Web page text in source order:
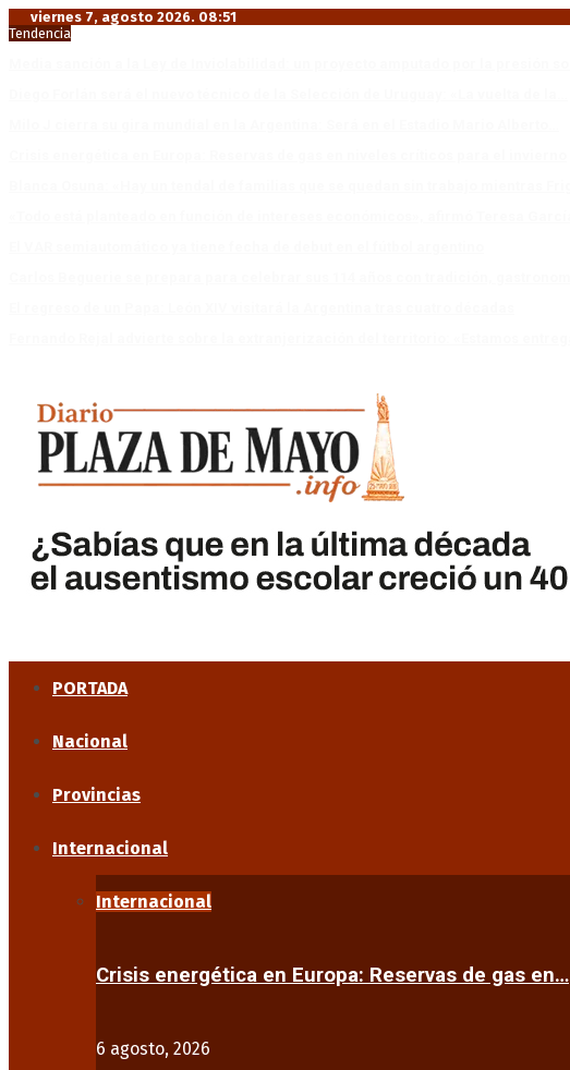
viernes 7, agosto 2026. 08:51
Tendencia
PORTADA
Nacional
Provincias
Internacional
Internacional
Crisis energética en Europa: Reservas de gas en…
6 agosto, 2026